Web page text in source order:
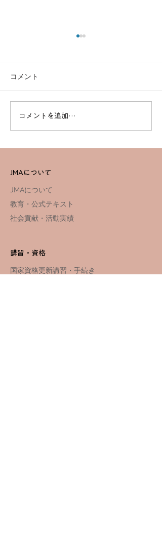
高度なスキルを習得！一
等基本講習でプロフェッ
コメント
コメントを追加…
JMAについて
JMAについて
教育・公式テキスト
社会貢献・活動実績
講習・資格
国家資格更新講習・手続き